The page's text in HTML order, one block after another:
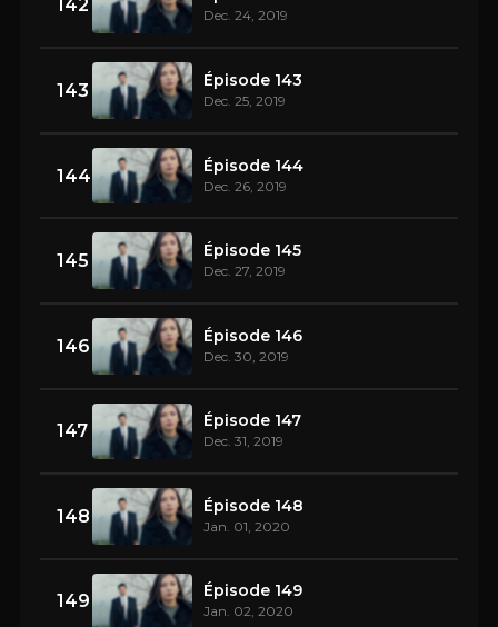
142 Dec. 24, 2019
143 Épisode 143
Dec. 25, 2019
144 Épisode 144
Dec. 26, 2019
145 Épisode 145
Dec. 27, 2019
146 Épisode 146
Dec. 30, 2019
147 Épisode 147
Dec. 31, 2019
148 Épisode 148
Jan. 01, 2020
149 Épisode 149
Jan. 02, 2020